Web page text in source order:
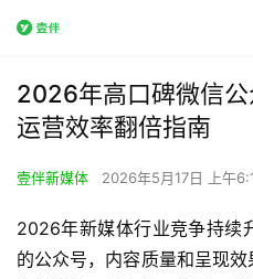
2026年高口碑微信
运营效率翻倍指南
壹伴新媒体 2026年5月17日 上午
2026年新媒体行业竞争持续
的公众号，内容质量和呈现